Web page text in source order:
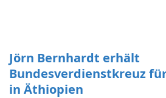
Jörn Bernhardt erhält
Bundesverdienstkreuz
in Äthiopien